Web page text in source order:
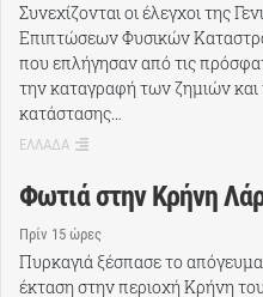
Συνεχίζονται οι έλεγχοι της
Επιπτώσεων Φυσικών
που επλήγησαν από τις
την καταγραφή των ζημιών και
κατάστασης…
ΕΛΛΑΔΑ
Φωτιά στην Κρήνη
Πρίν 15 ώρες
Πυρκαγιά ξέσπασε το
έκταση στην περιοχή Κρήνη